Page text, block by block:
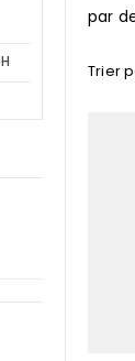
par
Trier